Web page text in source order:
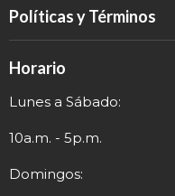
Eventos
Políticas y Términos
Política de Privacidad
Términos y Envío
Información de Contacto
Horario
Lunes a Sábado:
10a.m. - 5p.m.
Domingos: